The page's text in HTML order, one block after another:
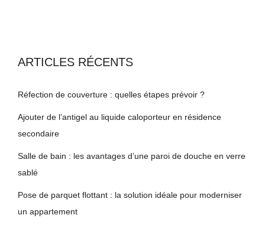
ARTICLES RÉCENTS
Réfection de couverture : quelles étapes prévoir ?
Ajouter de l’antigel au liquide caloporteur en résidence
secondaire
Salle de bain : les avantages d’une paroi de douche en verre
sablé
Pose de parquet flottant : la solution idéale pour moderniser
un appartement